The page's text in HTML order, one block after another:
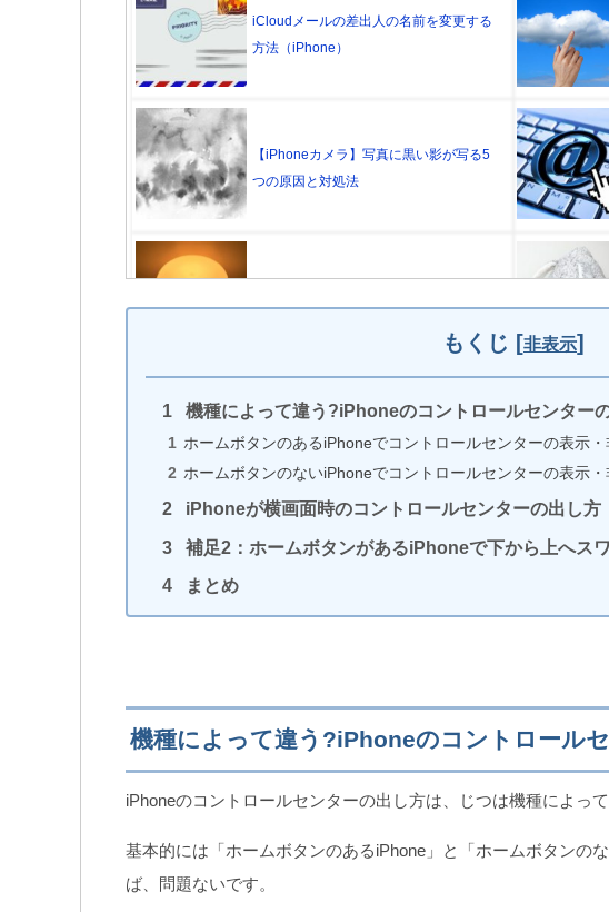
iCloudメールの差出人の名前を変更する
方法（iPhone）
【iPhoneカメラ】写真に黒い影が写る5
つの原因と対処法
機能でバッテリーの減りを実験してみた
【Amazonで買える】おすすめiPhoneケ
ーブル3選！
ホストにも見えない！Zoomのビデオオフ
違いを徹底比較（iPhone版）
もくじ [非表示]
機種によって違う?iPhoneのコントロールセンター
ホームボタンのあるiPhoneでコントロールセンターの表示
ホームボタンのないiPhoneでコントロールセンターの表示
iPhoneが横画面時のコントロールセンターの出し方
補足2：ホームボタンがあるiPhoneで下から上へス
まとめ
機種によって違う?iPhoneのコントロール
iPhoneのコントロールセンターの出し方は、じつは機種によっ
基本的には「ホームボタンのあるiPhone」と「ホームボタンの
ば、問題ないです。